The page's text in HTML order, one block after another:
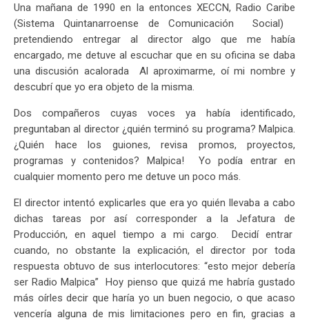
Una mañana de 1990 en la entonces XECCN, Radio Caribe
(Sistema Quintanarroense de Comunicación Social)
pretendiendo entregar al director algo que me había
encargado, me detuve al escuchar que en su oficina se daba
una discusión acalorada Al aproximarme, oí mi nombre y
descubrí que yo era objeto de la misma.
Dos compañeros cuyas voces ya había identificado,
preguntaban al director ¿quién terminó su programa? Malpica.
¿Quién hace los guiones, revisa promos, proyectos,
programas y contenidos? Malpica! Yo podía entrar en
cualquier momento pero me detuve un poco más.
El director intentó explicarles que era yo quién llevaba a cabo
dichas tareas por así corresponder a la Jefatura de
Producción, en aquel tiempo a mi cargo. Decidí entrar
cuando, no obstante la explicación, el director por toda
respuesta obtuvo de sus interlocutores: “esto mejor debería
ser Radio Malpica” Hoy pienso que quizá me habría gustado
más oírles decir que haría yo un buen negocio, o que acaso
vencería alguna de mis limitaciones pero en fin, gracias a